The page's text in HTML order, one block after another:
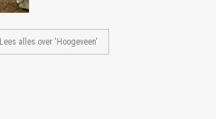
Lees alles over 'Hoogeveen'